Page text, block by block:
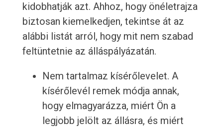
kidobhatják azt. Ahhoz, hogy önéletrajza
biztosan kiemelkedjen, tekintse át az
alábbi listát arról, hogy mit nem szabad
feltüntetnie az álláspályázatán.
Nem tartalmaz kísérőlevelet. A
kísérőlevél remek módja annak,
hogy elmagyarázza, miért Ön a
legjobb jelölt az állásra, és miért